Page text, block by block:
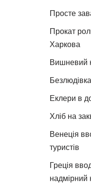
Просте
Прокат
Харкова
Вишневий
Еклери в
Хліб на
Венеція
туристів
Греція
надмірний